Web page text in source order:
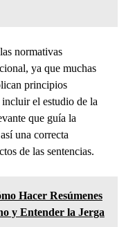
normativas
ya que muchas
principios
el estudio de la
que guía la
una correcta
de las sentencias.
Hacer Resúmenes
y Entender la Jerga